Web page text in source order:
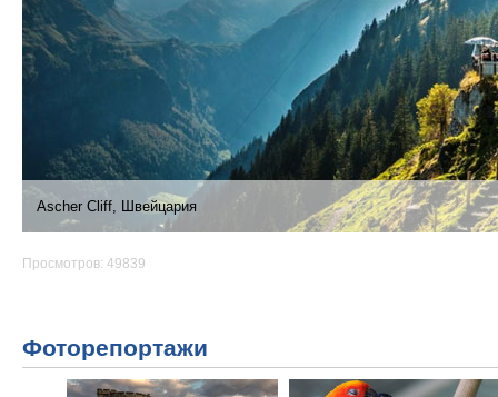
Ascher Cliff, Швейцария
Просмотров: 49839
Фоторепортажи